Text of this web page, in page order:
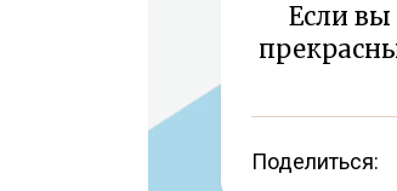
Если вы
Поделиться: